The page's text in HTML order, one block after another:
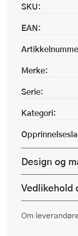
SKU:
EAN:
Merke:
Serie:
Kategori:
Design og
Vedlikehold
Om